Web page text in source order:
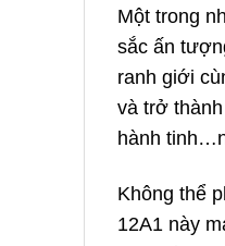
Một trong
sắc ấn
ranh giới
và trở
hành
Không thể
12A1 này